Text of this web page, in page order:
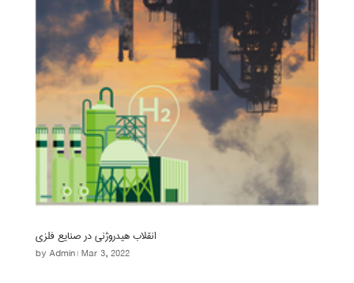
انقلاب هیدروژنی در صنایع فلزی
by Admin|Mar 3, 2022